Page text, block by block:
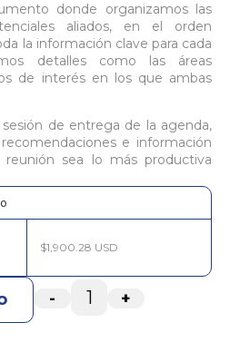
donde organizamos las
aliados, en el orden
la información clave para cada
detalles como las áreas
de interés en los que ambas
de entrega de la agenda,
e información
reunión sea lo más productiva
$1,900.28 USD
- +